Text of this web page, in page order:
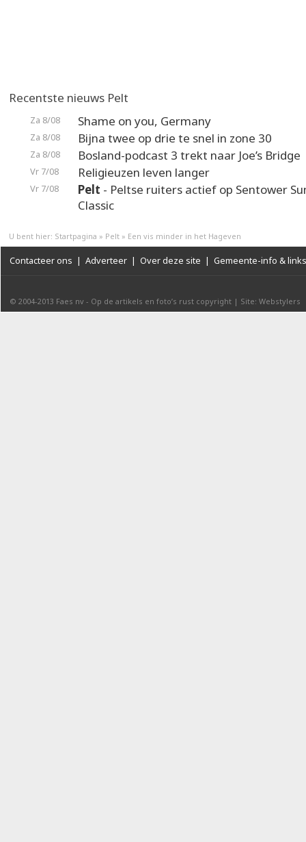
Recentste nieuws Pelt
Za 8/08 Shame on you, Germany
Za 8/08 Bijna twee op drie te snel in zone 30
Za 8/08 Bosland-podcast 3 trekt naar Joe’s Bridge
Vr 7/08 Religieuzen leven langer
Vr 7/08 Pelt - Peltse ruiters actief op Sentower
Classic
U bent hier: Startpagina » Pelt » Een vis minder in het Hageven
Contacteer ons | Adverteer | Over deze site | Gemeente-info & links
© 2004-2013 Faes nv - Op de artikels en foto’s rust copyright | Site: Webstylers